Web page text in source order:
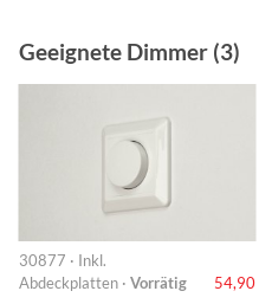
Geeignete Dimmer (3)
30877 · Inkl.
Abdeckplatten · Vorrätig 54,90